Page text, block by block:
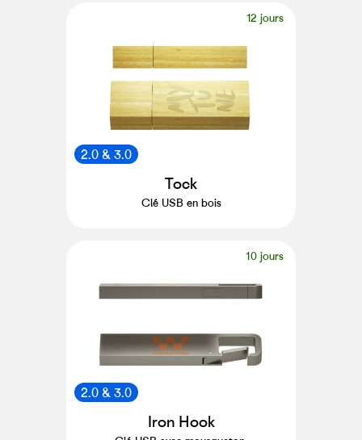
12 jours
2.0 & 3.0
Tock
Clé USB en bois
10 jours
2.0 & 3.0
Iron Hook